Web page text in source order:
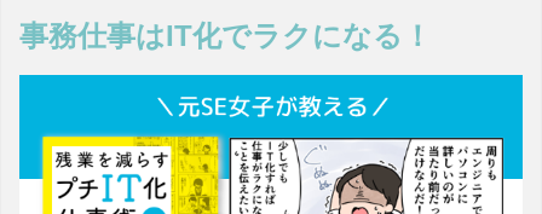
事務仕事はIT化でラクになる！